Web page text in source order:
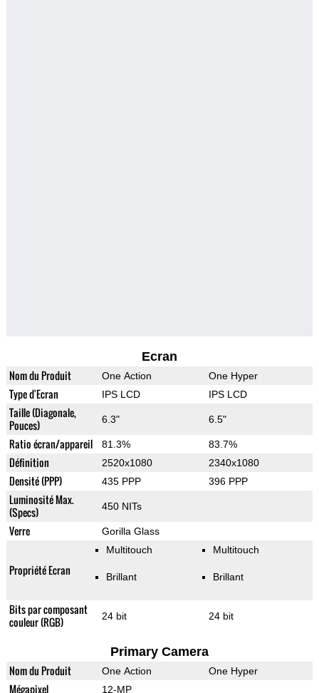
Ecran
Nom du Produit One Action One Hyper
Type d'Ecran IPS LCD IPS LCD
Taille (Diagonale,
Pouces)
6.3" 6.5"
Ratio écran/appareil 81.3% 83.7%
Définition 2520x1080 2340x1080
Densité (PPP) 435 PPP 396 PPP
Luminosité Max.
(Specs)
450 NITs
Verre Gorilla Glass
Propriété Ecran
Multitouch
Brillant
Multitouch
Brillant
Bits par composant
couleur (RGB)
24 bit 24 bit
Primary Camera
Nom du Produit One Action One Hyper
Mégapixel 12-MP